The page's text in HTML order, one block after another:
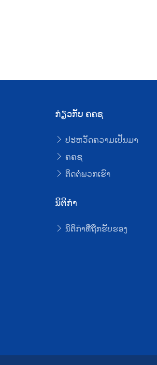
ກ່ຽວກັບ ຄຄຊ
ປະຫວັດຄວາມເປັນມາ
ຄຄຊ
ຕິດຕໍ່ພວກເຮົາ
ນິຕິກໍາ
ນິຕິກໍາທີ່ຖືກຮັບຮອງ